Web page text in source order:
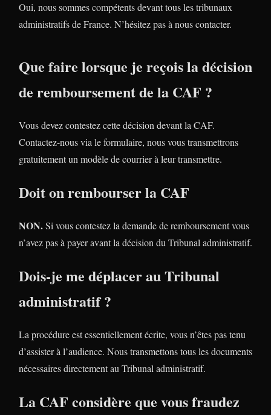
Oui, nous sommes compétents devant tous les tribunaux
administratifs de France. N’hésitez pas à nous contacter.
Que faire lorsque je reçois la décision
de remboursement de la CAF ?
Vous devez contestez cette décision devant la CAF.
Contactez-nous via le formulaire, nous vous transmettrons
gratuitement un modèle de courrier à leur transmettre.
Doit on rembourser la CAF
NON.Si vous contestez la demande de remboursement vous
n’avez pas à payer avant la décision du Tribunal administratif.
Dois-je me déplacer au Tribunal
administratif ?
La procédure est essentiellement écrite, vous n’êtes pas tenu
d’assister à l’audience. Nous transmettons tous les documents
nécessaires directement au Tribunal administratif.
La CAF considère que vous fraudez